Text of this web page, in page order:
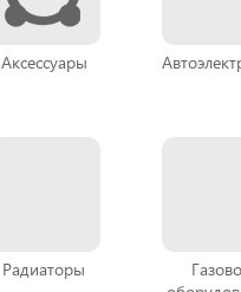
Аксессуары
Радиаторы